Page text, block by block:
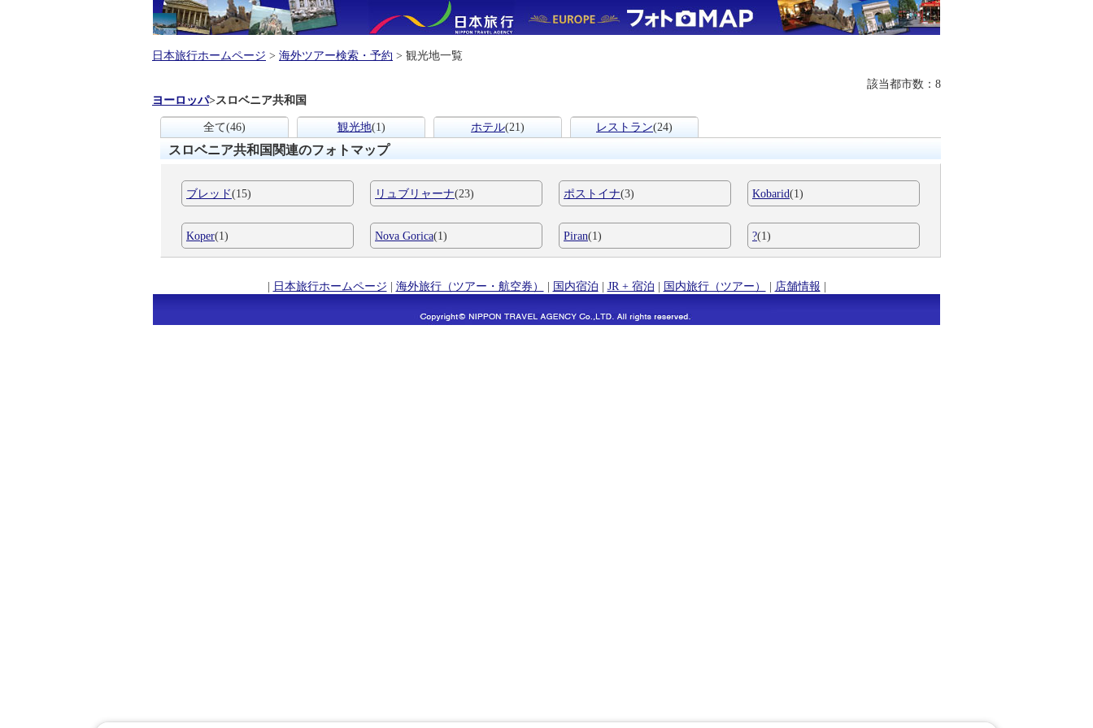
日本旅行ホームページ > 海外ツアー検索・予約 > 観光地一覧
該当都市数：8
ヨーロッパ>スロベニア共和国
全て(46) 観光地(1) ホテル(21) レストラン(24)
スロベニア共和国関連のフォトマップ
ブレッド(15) リュブリャーナ(23) ポストイナ(3) Kobarid(1)
Koper(1) Nova Gorica(1) Piran(1) ?(1)
| 日本旅行ホームページ | 海外旅行（ツアー・航空券） | 国内宿泊 | JR + 宿泊 | 国内旅行（ツアー） | 店舗情報 |